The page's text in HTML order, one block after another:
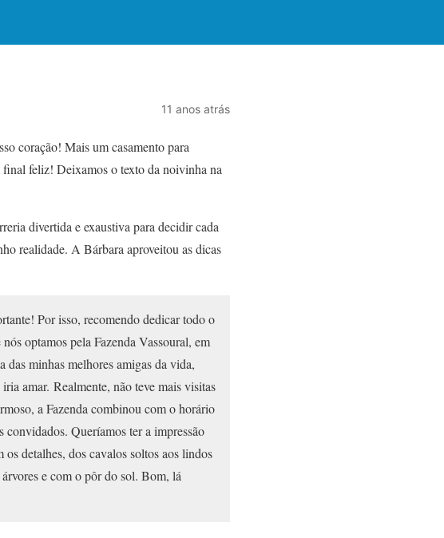
11 anos atrás
coração! Mais um casamento para
final feliz! Deixamos o texto da noivinha na
divertida e exaustiva para decidir cada
realidade. A Bárbara aproveitou as dicas
Por isso, recomendo dedicar todo o
optamos pela Fazenda Vassoural, em
minhas melhores amigas da vida,
amar. Realmente, não teve mais visitas
a Fazenda combinou com o horário
Queríamos ter a impressão
detalhes, dos cavalos soltos aos lindos
e com o pôr do sol. Bom, lá